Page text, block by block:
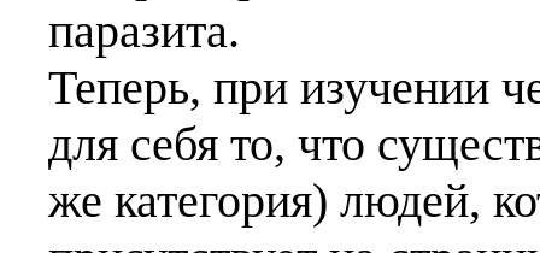
паразита.
Теперь, при изучении
для себя то, что
же категория) людей,